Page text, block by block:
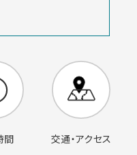
間 交通・アクセス